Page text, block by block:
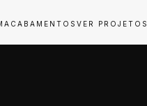
ACABAMENTOS VER PROJETOS